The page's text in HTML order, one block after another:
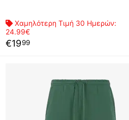
Χαμηλότερη Τιμή 30 Ημερών:
24.99€
€1999